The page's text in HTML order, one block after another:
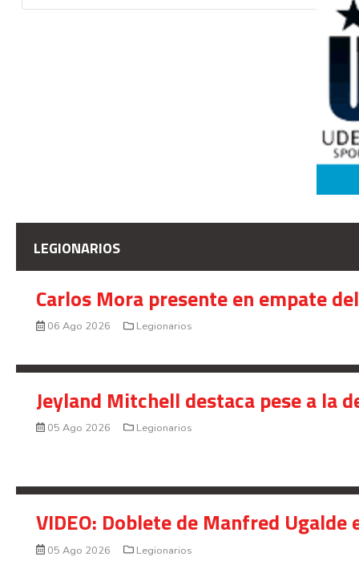
LEGIONARIOS
Carlos Mora presente en empate
06 Ago 2026 Legionarios
Jeyland Mitchell destaca pese a la
05 Ago 2026 Legionarios
VIDEO: Doblete de Manfred
05 Ago 2026 Legionarios